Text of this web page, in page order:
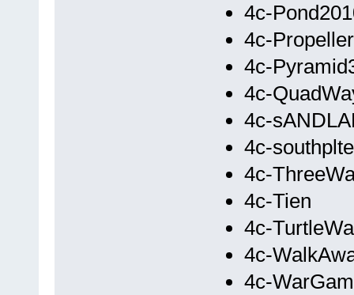
4c-
4c-Propeller
4c-
4c-
4c-
4c-
4c-
4c-Tien
4c-
4c-
4c-